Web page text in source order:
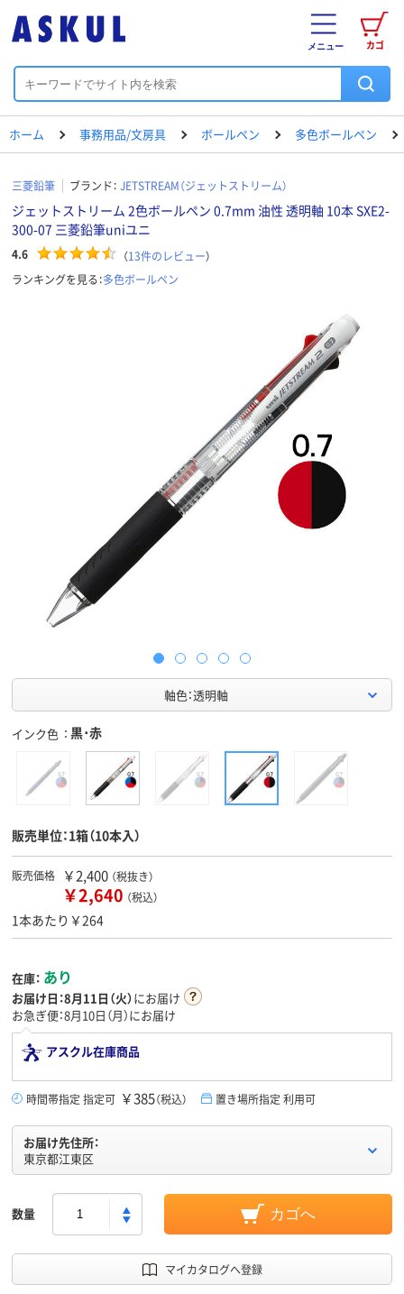
カゴ
メニュー
ホーム 事務用品/文房具 ボールペン 多色ボールペン
三菱鉛筆 ブランド： JETSTREAM（ジェットストリーム）
ジェットストリーム 2色ボールペン 0.7mm 油性 透明軸 10本 SXE2-
300-07 三菱鉛筆uniユニ
4.6 （13件のレビュー）
ランキングを見る：多色ボールペン
軸色：透明軸
インク色 黒･赤
販売単位：1箱（10本入）
販売価格 ￥2,400 （税抜き）
￥2,640 （税込）
1本あたり￥264
在庫： あり
お届け日：8月11日（火）にお届け
お急ぎ便：8月10日（月）にお届け
アスクル在庫商品
時間帯指定 指定可 ￥385（税込） 置き場所指定 利用可
お届け先住所：
東京都江東区
数量 カゴへ
マイカタログへ登録